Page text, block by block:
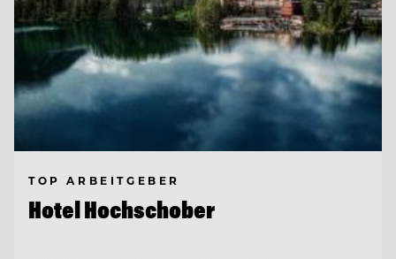
TOP ARBEITGEBER
Hotel Hochschober